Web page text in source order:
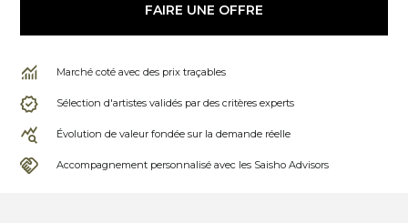
FAIRE UNE OFFRE
Marché coté avec des prix traçables
Sélection d'artistes validés par des critères experts
Évolution de valeur fondée sur la demande réelle
Accompagnement personnalisé avec les Saisho Advisors